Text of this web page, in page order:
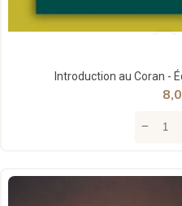
Introduction au Coran -